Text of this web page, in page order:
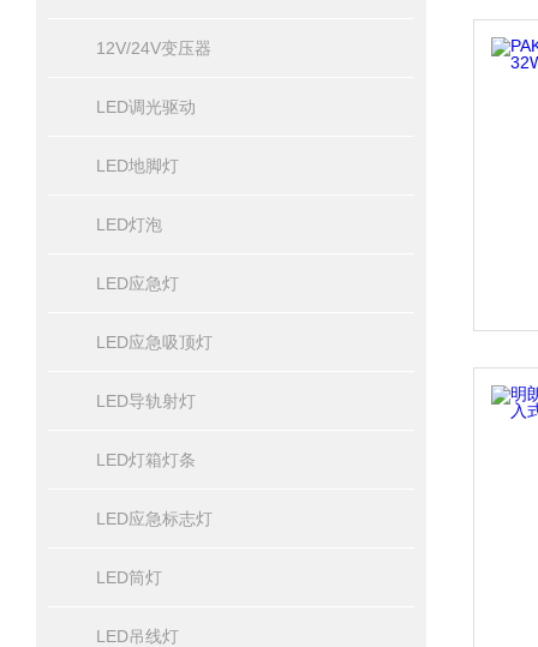
12V/24V变压器
LED调光驱动
LED地脚灯
LED灯泡
LED应急灯
LED应急吸顶灯
LED导轨射灯
LED灯箱灯条
LED应急标志灯
LED筒灯
LED吊线灯